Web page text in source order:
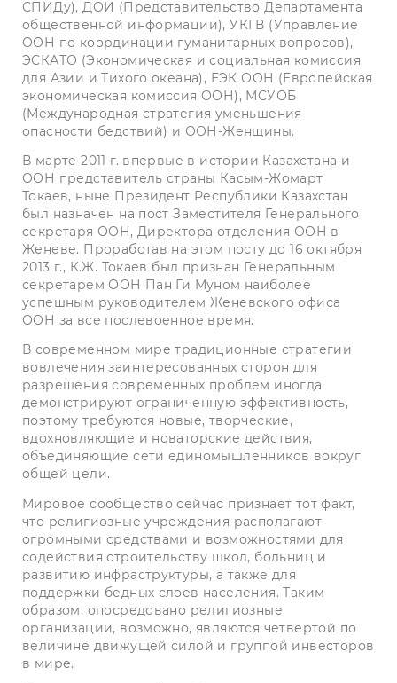
СПИДу), ДОИ (Представительство Департамента
общественной информации), УКГВ (Управление
ООН по координации гуманитарных вопросов),
ЭСКАТО (Экономическая и социальная комиссия
для Азии и Тихого океана), ЕЭК ООН (Европейская
экономическая комиссия ООН), МСУОБ
(Международная стратегия уменьшения
опасности бедствий) и ООН-Женщины.
В марте 2011 г. впервые в истории Казахстана и
ООН представитель страны Касым-Жомарт
Токаев, ныне Президент Республики Казахстан
был назначен на пост Заместителя Генерального
секретаря ООН, Директора отделения ООН в
Женеве. Проработав на этом посту до 16 октября
2013 г., К.Ж. Токаев был признан Генеральным
секретарем ООН Пан Ги Муном наиболее
успешным руководителем Женевского офиса
ООН за все послевоенное время.
В современном мире традиционные стратегии
вовлечения заинтересованных сторон для
разрешения современных проблем иногда
демонстрируют ограниченную эффективность,
поэтому требуются новые, творческие,
вдохновляющие и новаторские действия,
объединяющие сети единомышленников вокруг
общей цели.
Мировое сообщество сейчас признает тот факт,
что религиозные учреждения располагают
огромными средствами и возможностями для
содействия строительству школ, больниц и
развитию инфраструктуры, а также для
поддержки бедных слоев населения. Таким
образом, опосредовано религиозные
организации, возможно, являются четвертой по
величине движущей силой и группой инвесторов
в мире.